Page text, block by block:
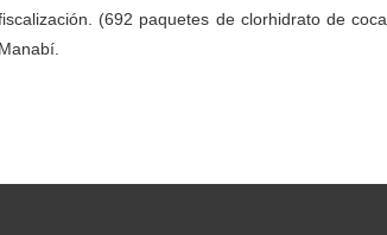
(692 paquetes de clorhidrato de
Manabí.